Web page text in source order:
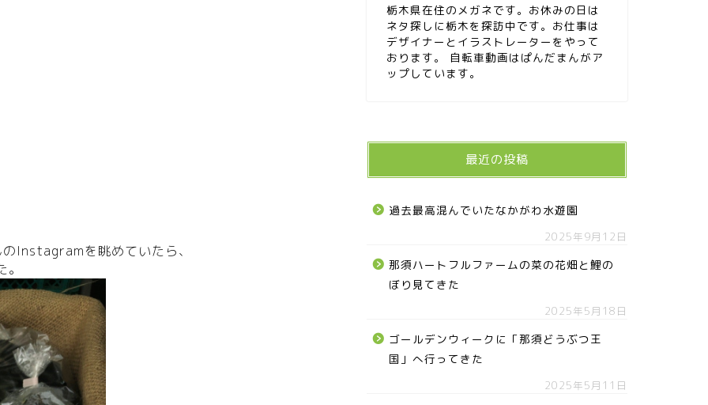
Instagramを眺めていたら、
栃木県在住のメガネです。お休みの日は
ネタ探しに栃木を探訪中です。お仕事は
デザイナーとイラストレーターをやって
おります。 自転車動画はぱんだまんがア
ップしています。
最近の投稿
過去最高混んでいたなかがわ水遊園
2025年9月12日
那須ハートフルファームの菜の花畑と鯉の
ぼり見てきた
2025年5月18日
ゴールデンウィークに「那須どうぶつ王
国」へ行ってきた
2025年5月11日